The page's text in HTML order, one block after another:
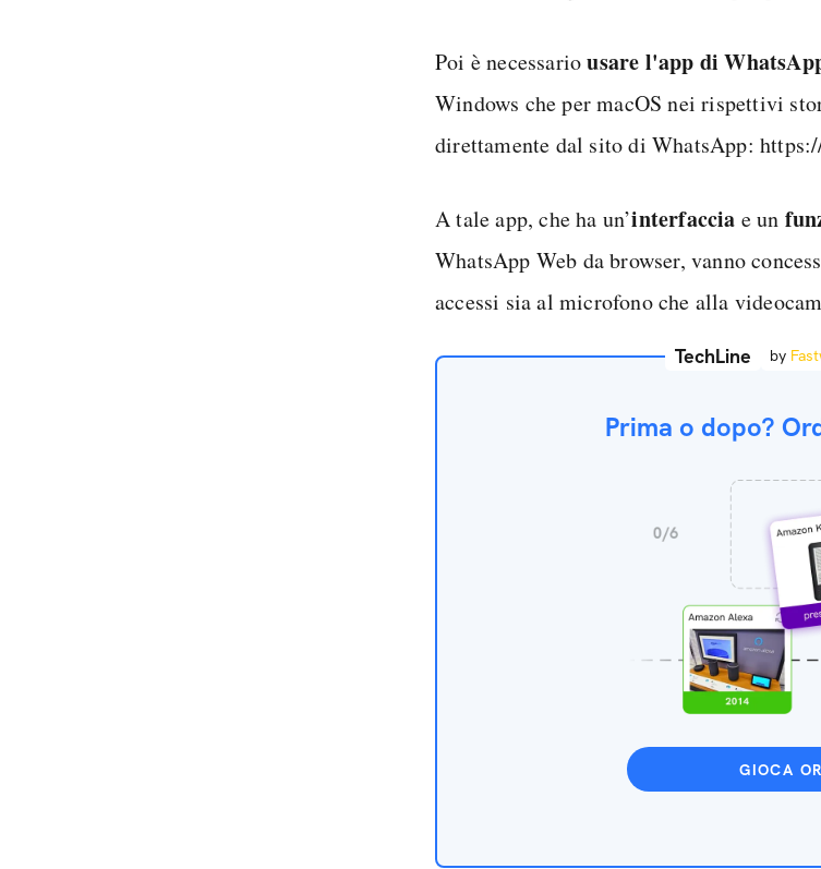
Poi è necessariousare l'app di
Windows che per macOS nei rispettivi
direttamente dal sito di WhatsApp:
A tale app, che ha un’interfaccia e un
WhatsApp Web da browser, vanno
accessi sia al microfono che alla
TechLine by
Prima o dopo?
GIOCA